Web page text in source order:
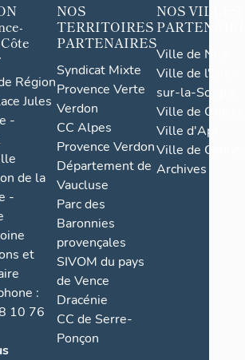
Région
Jules
-
de la
-
et
:
10 76
NOS
TERRITOIRES
PARTENAIRES
Syndicat Mixte
Provence Verte
Verdon
CC Alpes
Provence Verdon
Département de
Vaucluse
Parc des
Baronnies
provençales
SIVOM du pays
de Vence
Dracénie
CC de Serre-
Ponçon
NOS VILLES
Ville de Nice
Ville de l'Isle-
sur-la-Sorgue
Ville de Grasse
Ville d'Apt
Ville de
Archives